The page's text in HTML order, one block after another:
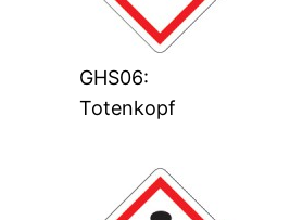
GHS06:
Totenkopf